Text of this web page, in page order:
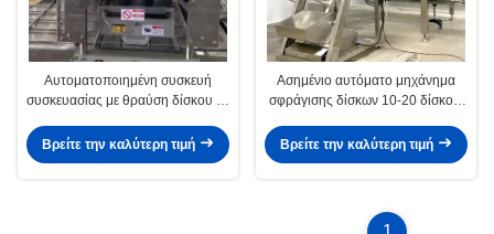
Αυτοματοποιημένη συσκευή
συσκευασίας με θραύση δίσκου με
Βρείτε την καλύτερη τιμή
Ασημένιο αυτόματο μηχάνημα
σφράγισης δίσκων 10-20 δίσκοι /
Βρείτε την καλύτερη τιμή